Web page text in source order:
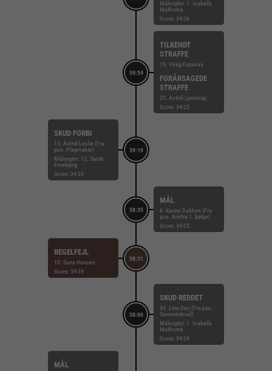
Målvogter: 1. Isabella
Mathorne
Score: 34-26
59:54
TILKENDT
STRAFFE
19. Virág Fazekas
FORÅRSAGEDE
STRAFFE
25. Astrid Lynnerup
Score: 34-25
59:19
SKUD FORBI
15. Astrid Leslie (Fra
pos. Playmaker)
Målvogter: 12. Sarah
Ernebjerg
Score: 34-25
58:35
MÅL
8. Karine Dahlum (Fra
pos. Kontra 1. bølge)
Score: 34-25
58:31
REGELFEJL
10. Suna Hansen
Score: 34-24
58:06
SKUD REDDET
93. Line Uno (Fra pos.
Gennembrud)
Målvogter: 1. Isabella
Mathorne
Score: 34-24
MÅL